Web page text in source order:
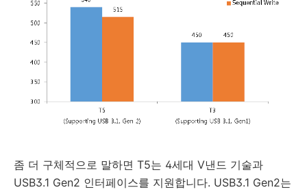
좀 더 구체적으로 말하면 T5는 4세대 V낸드 기술과
USB3.1 Gen2 인터페이스를 지원합니다. USB3.1 Gen2는